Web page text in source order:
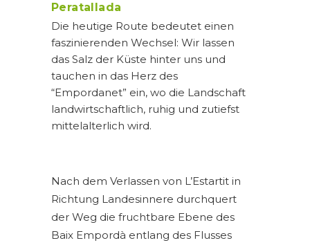
Peratallada
Die heutige Route bedeutet einen
faszinierenden Wechsel: Wir lassen
das Salz der Küste hinter uns und
tauchen in das Herz des
“Empordanet” ein, wo die Landschaft
landwirtschaftlich, ruhig und zutiefst
mittelalterlich wird.
Nach dem Verlassen von L’Estartit in
Richtung Landesinnere durchquert
der Weg die fruchtbare Ebene des
Baix Empordà entlang des Flusses